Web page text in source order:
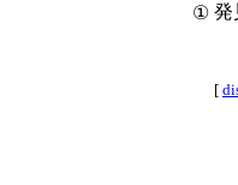
① 発
[